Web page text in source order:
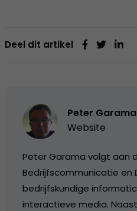
Deel dit artikel
Peter Garama
Website
Peter Garama volgt aan
Bedrijfscommunicatie en
bedrijfskundige
interactieve media.